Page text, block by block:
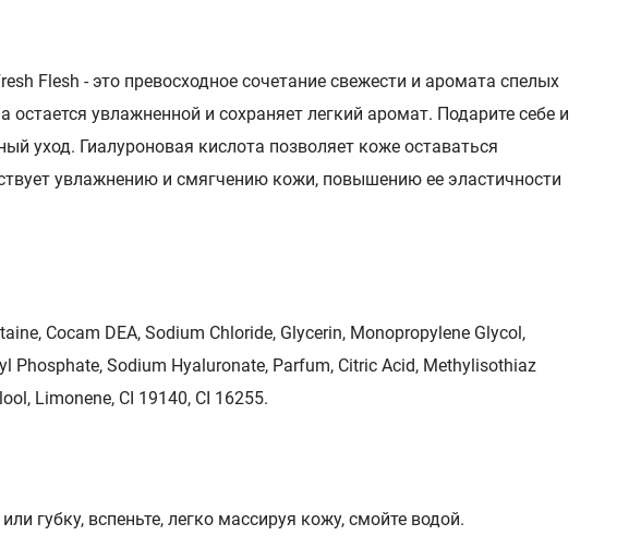
Flesh - это превосходное сочетание свежести и аромата спелых
увлажненной и сохраняет легкий аромат. Подарите себе и
уход. Гиалуроновая кислота позволяет коже оставаться
увлажнению и смягчению кожи, повышению ее эластичности
Cocam DEA, Sodium Chloride, Glycerin, Monopropylene Glycol,
Phosphate, Sodium Hyaluronate, Parfum, Citric Acid, Methylisothiaz
Limonene, CI 19140, CI 16255.
губку, вспеньте, легко массируя кожу, смойте водой.